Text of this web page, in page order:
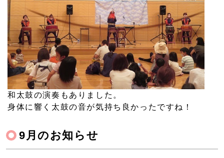
和太鼓の演奏もありました。
身体に響く太鼓の音が気持ち良かったですね！
9月のお知らせ